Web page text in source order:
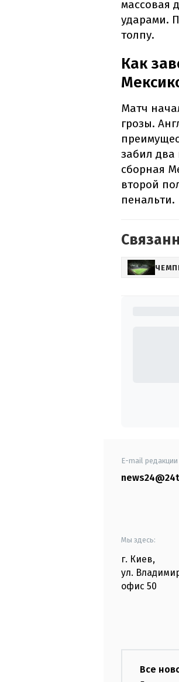
массовая
ударами.
толпу.
Как
Матч
грозы.
забил два
сборная
второй
пенальти.
E-mail редакции
Мы здесь:
г. Киев,
ул.
офис 50
Все